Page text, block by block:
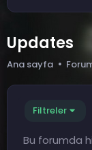
Updates
Ana sayfa
Filtreler
Bu forumda